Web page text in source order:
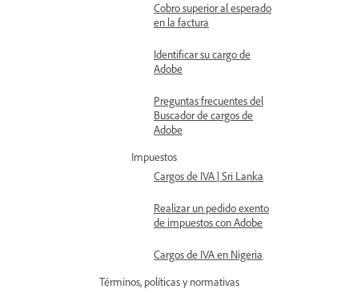
Cobro superior al esperado
en la factura
Identificar su cargo de
Adobe
Preguntas frecuentes del
Buscador de cargos de
Adobe
Impuestos
Cargos de IVA | Sri Lanka
Realizar un pedido exento
de impuestos con Adobe
Cargos de IVA en Nigeria
Términos, políticas y normativas